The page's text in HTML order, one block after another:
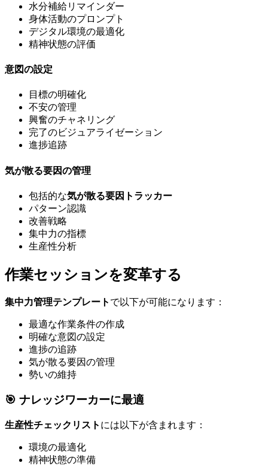
水分補給リマインダー
身体活動のプロンプト
デジタル環境の最適化
精神状態の評価
意図の設定
目標の明確化
不安の管理
興奮のチャネリング
完了のビジュアライゼーション
進捗追跡
気が散る要因の管理
包括的な気が散る要因トラッカー
パターン認識
改善戦略
集中力の指標
生産性分析
作業セッションを変革する
集中力管理テンプレート で以下が可能になります：
最適な作業条件の作成
明確な意図の設定
進捗の追跡
気が散る要因の管理
勢いの維持
🎯 ナレッジワーカーに最適
生産性チェックリスト には以下が含まれます：
環境の最適化
精神状態の準備